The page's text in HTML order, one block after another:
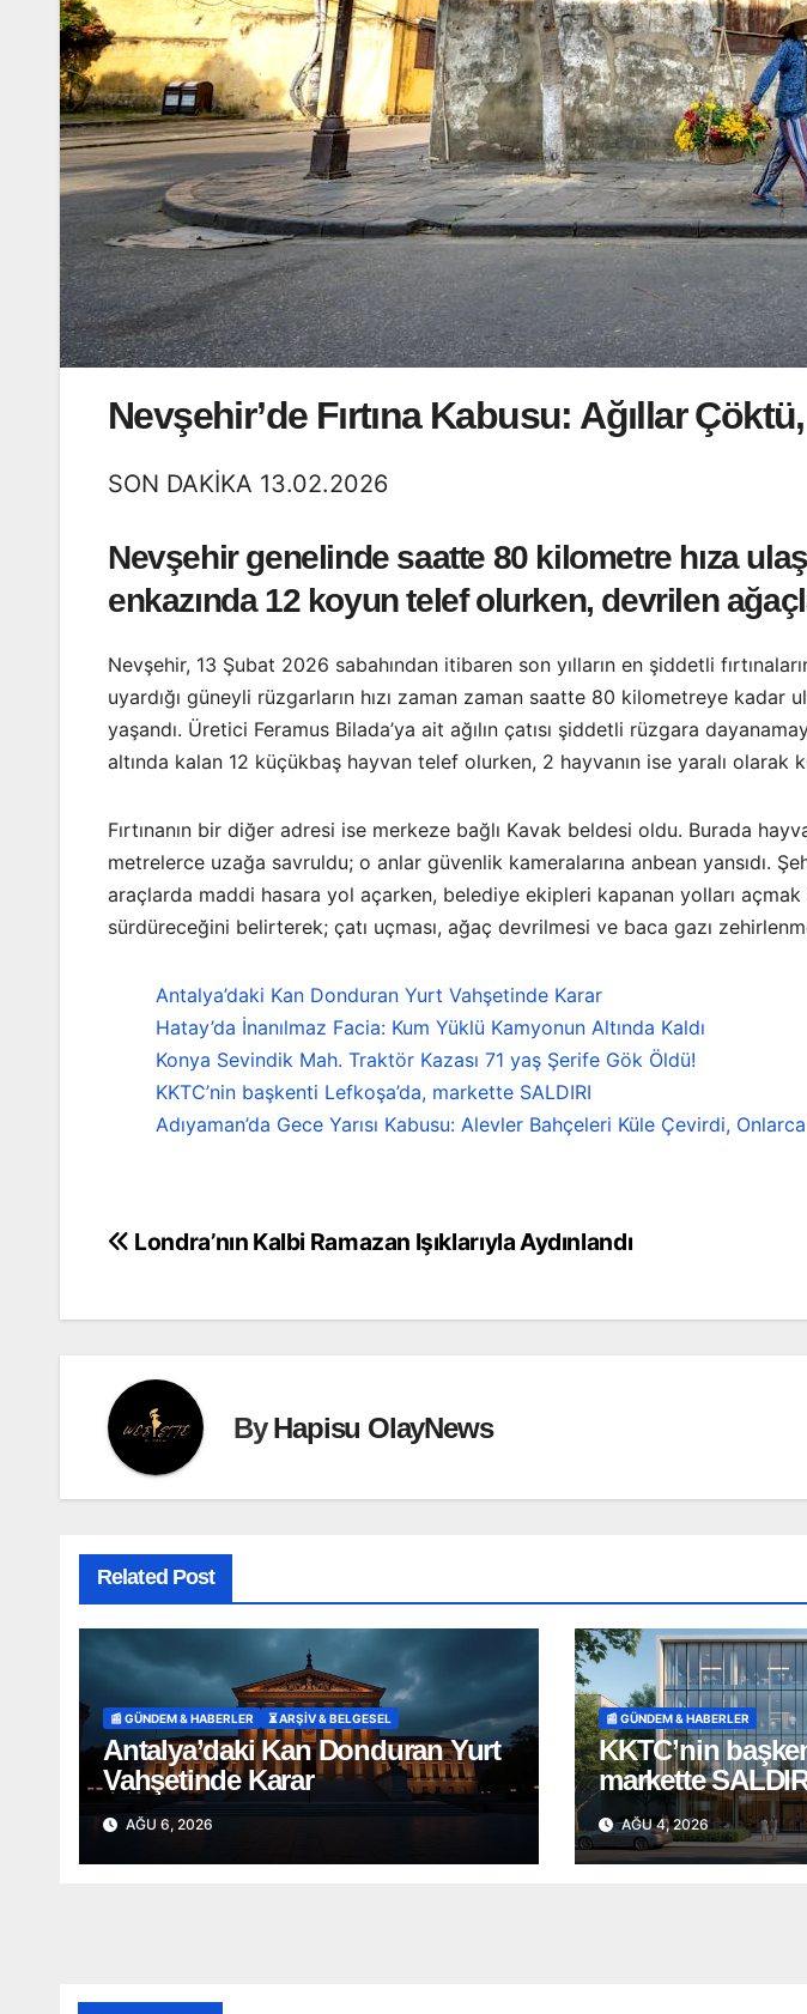
Nevşehir’de Fırtına Kabusu: Ağıllar
SON DAKİKA 13.02.2026
Nevşehir genelinde saatte 80 kilometre hıza
enkazında 12 koyun telef olurken, devrilen
Nevşehir, 13 Şubat 2026 sabahından itibaren son yılların en şiddetli
uyardığı güneyli rüzgarların hızı zaman zaman saatte 80 kilometreye kadar
yaşandı. Üretici Feramus Bilada’ya ait ağılın çatısı şiddetli rüzgara
altında kalan 12 küçükbaş hayvan telef olurken, 2 hayvanın ise yaralı olarak
Fırtınanın bir diğer adresi ise merkeze bağlı Kavak beldesi oldu. Burada
metrelerce uzağa savruldu; o anlar güvenlik kameralarına anbean yansıdı.
araçlarda maddi hasara yol açarken, belediye ekipleri kapanan yolları
sürdüreceğini belirterek; çatı uçması, ağaç devrilmesi ve baca gazı
Antalya’daki Kan Donduran Yurt Vahşetinde Karar
Hatay’da İnanılmaz Facia: Kum Yüklü Kamyonun Altında Kaldı
Konya Sevindik Mah. Traktör Kazası 71 yaş Şerife Gök Öldü!
KKTC’nin başkenti Lefkoşa’da, markette SALDIRI
Adıyaman’da Gece Yarısı Kabusu: Alevler Bahçeleri Küle Çevirdi,
Yazı
Londra’nın Kalbi Ramazan Işıklarıyla Aydınlandı
ByHapisu OlayNews
Related Post
📰 GÜNDEM & HABERLER ⏳ ARŞİV & BELGESEL
Antalya’daki Kan Donduran Yurt
Vahşetinde Karar
AĞU 6, 2026
📰 GÜNDEM & HABERLER
KKTC’nin
markette
AĞU 4, 2026